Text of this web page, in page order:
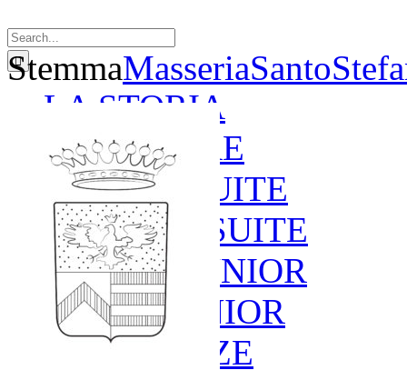
for:
LA STORIA
LE CAMERE
GOLD SUITE
GREEN SUITE
BLUE JUNIOR
RED JUNIOR
ESPERIENZE
Stemma